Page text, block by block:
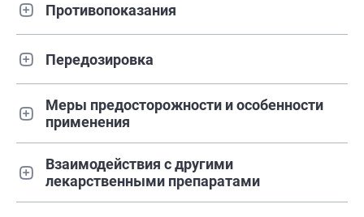
Противопоказания
Передозировка
Меры предосторожности и особенности
применения
Взаимодействия с другими
лекарственными препаратами